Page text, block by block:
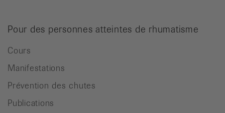
Pour des personnes atteintes de rhumatisme
Cours
Manifestations
Prévention des chutes
Publications